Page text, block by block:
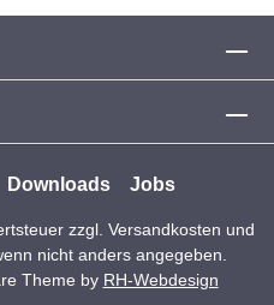
Downloads Jobs
zzgl. Versandkosten und
nicht anders angegeben.
Theme by RH-Webdesign